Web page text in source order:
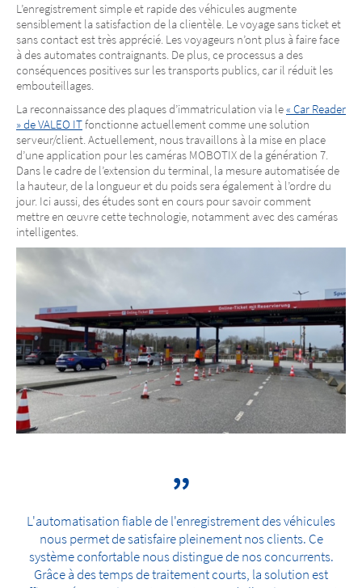
L’enregistrement simple et rapide des véhicules augmente
sensiblement la satisfaction de la clientèle. Le voyage sans ticket et
sans contact est très apprécié. Les voyageurs n’ont plus à faire face
à des automates contraignants. De plus, ce processus a des
conséquences positives sur les transports publics, car il réduit les
embouteillages.
La reconnaissance des plaques d’immatriculation via le« Car Reader
» de VALEO ITfonctionne actuellement comme une solution
serveur/client. Actuellement, nous travaillons à la mise en place
d’une application pour les caméras MOBOTIX de la génération 7.
Dans le cadre de l’extension du terminal, la mesure automatisée de
la hauteur, de la longueur et du poids sera également à l’ordre du
jour. Ici aussi, des études sont en cours pour savoir comment
mettre en œuvre cette technologie, notamment avec des caméras
intelligentes.
L'automatisation fiable de l'enregistrement des véhicules
nous permet de satisfaire pleinement nos clients. Ce
système confortable nous distingue de nos concurrents.
Grâce à des temps de traitement courts, la solution est